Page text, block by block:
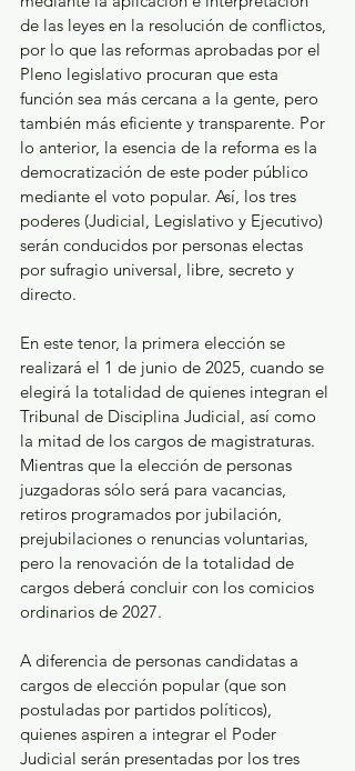
de las leyes en la resolución de conflictos,
por lo que las reformas aprobadas por el
Pleno legislativo procuran que esta
función sea más cercana a la gente, pero
también más eficiente y transparente. Por
lo anterior, la esencia de la reforma es la
democratización de este poder público
mediante el voto popular. Así, los tres
poderes (Judicial, Legislativo y Ejecutivo)
serán conducidos por personas electas
por sufragio universal, libre, secreto y
directo.
En este tenor, la primera elección se
realizará el 1 de junio de 2025, cuando se
elegirá la totalidad de quienes integran el
Tribunal de Disciplina Judicial, así como
la mitad de los cargos de magistraturas.
Mientras que la elección de personas
juzgadoras sólo será para vacancias,
retiros programados por jubilación,
prejubilaciones o renuncias voluntarias,
pero la renovación de la totalidad de
cargos deberá concluir con los comicios
ordinarios de 2027.
A diferencia de personas candidatas a
cargos de elección popular (que son
postuladas por partidos políticos),
quienes aspiren a integrar el Poder
Judicial serán presentadas por los tres